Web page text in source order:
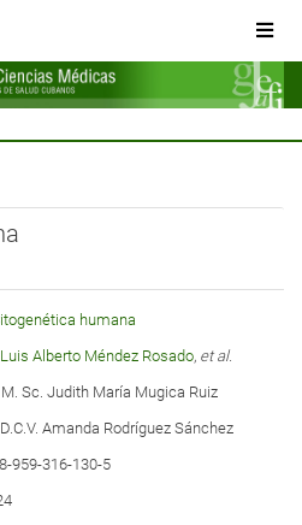
humana
Luis Alberto Méndez Rosado, et al.
M. Sc. Judith María Mugica Ruiz
D.C.V. Amanda Rodríguez Sánchez
959-316-130-5